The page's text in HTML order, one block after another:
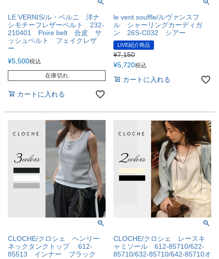
LE VERNIS/ル・ベルニ 洋ナ
シモチーフレザーベルト 232-
210401 Poire belt 合皮 サ
ッシュベルト フェイクレザ
ー
¥5,500税込
在庫切れ
カートに入れる
le vent souffle/ルヴァンスフ
ル シャーリングカーディガ
ン 26S-C032 シアー
LIVE紹介商品
¥7,150
¥5,720税込
カートに入れる
CLOCHE/クロシェ ヘンリー
ネックタンクトップ 612-
85513 インナー ブラック
CLOCHE/クロシェ レースキ
ャミソール 612-85710/622-
85710/632-85710/642-85710オ